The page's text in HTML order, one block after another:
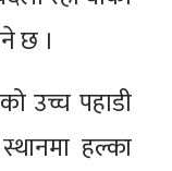
छ ।
उच्च पहाडी
हल्का